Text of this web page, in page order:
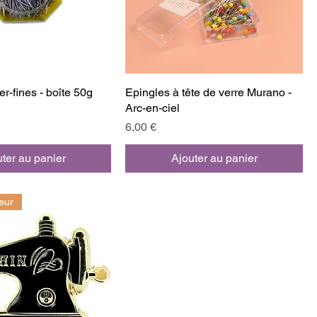
fines - boîte 50g
au panier
Epingles à tête de verre Murano -
Arc-en-ciel
Prix
6,00 €
Ajouter au panier